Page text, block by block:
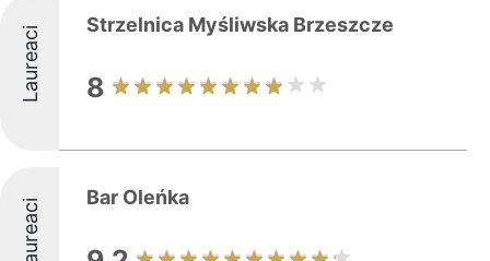
Laureaci Strzelnica Myśliwska Brzeszcze
8
Laureaci Bar Oleńka